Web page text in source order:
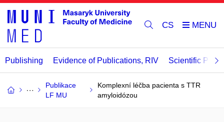
CS
Publishing Evidence of Publications, RIV Scientific
Publikace
LF MU
Komplexní léčba pacienta s TTR
amyloidózou